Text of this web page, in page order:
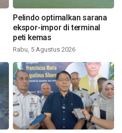
Pelindo optimalkan sarana
ekspor-impor di terminal
peti kemas
Rabu, 5 Agustus 2026